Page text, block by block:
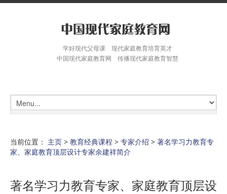
学好现代父母课 现代家庭教育培育英才
中国现代家庭教育网 传播现代家庭教育智慧
当前位置： 主页 > 教育经典课程 > 专家介绍 > 著名学习力教育专
家、家庭教育顶层设计专家余建祥简介
著名学习力教育专家、家庭教育顶层设